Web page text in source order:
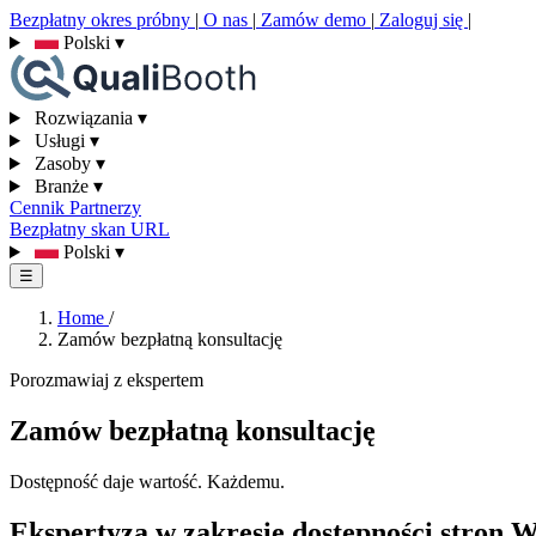
Bezpłatny okres próbny | O nas | Zamów demo | Zaloguj się |
Polski ▾
Rozwiązania ▾
Usługi ▾
Zasoby ▾
Branże ▾
Cennik Partnerzy
Bezpłatny skan URL
Polski ▾
☰
Home /
Zamów bezpłatną konsultację
Porozmawiaj z ekspertem
Zamów bezpłatną konsultację
Dostępność daje wartość. Każdemu.